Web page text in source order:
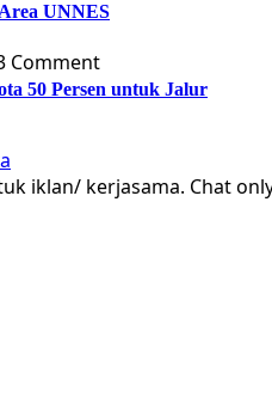
UNNES
Comment
50 Persen untuk Jalur
iklan/ kerjasama. Chat